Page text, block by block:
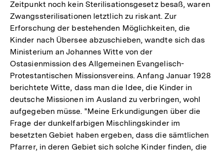
Zeitpunkt noch kein Sterilisationsgesetz besaß, waren
Zwangssterilisationen letztlich zu riskant. Zur
Erforschung der bestehenden Möglichkeiten, die
Kinder nach Übersee abzuschieben, wandte sich das
Ministerium an Johannes Witte von der
Ostasienmission des Allgemeinen Evangelisch-
Protestantischen Missionsvereins. Anfang Januar 1928
berichtete Witte, dass man die Idee, die Kinder in
deutsche Missionen im Ausland zu verbringen, wohl
aufgegeben müsse. "Meine Erkundigungen über die
Frage der dunkelfarbigen Mischlingskinder im
besetzten Gebiet haben ergeben, dass die sämtlichen
Pfarrer, in deren Gebiet sich solche Kinder finden, die